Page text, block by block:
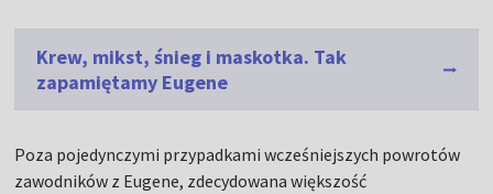
Krew, mikst, śnieg i maskotka. Tak
zapamiętamy Eugene
Poza pojedynczymi przypadkami wcześniejszych powrotów
zawodników z Eugene, zdecydowana większość